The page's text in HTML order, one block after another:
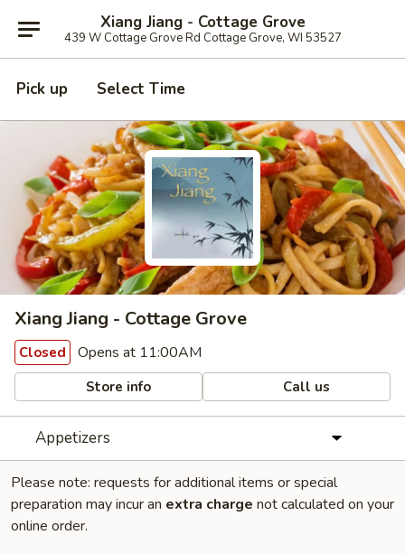
Xiang Jiang - Cottage Grove
439 W Cottage Grove Rd Cottage Grove, WI 53527
Pick up Select Time
Xiang Jiang - Cottage Grove
Closed Opens at 11:00AM
Store info Call us
Appetizers
Please note: requests for additional items or special
preparation may incur an extra charge not calculated on your
online order.